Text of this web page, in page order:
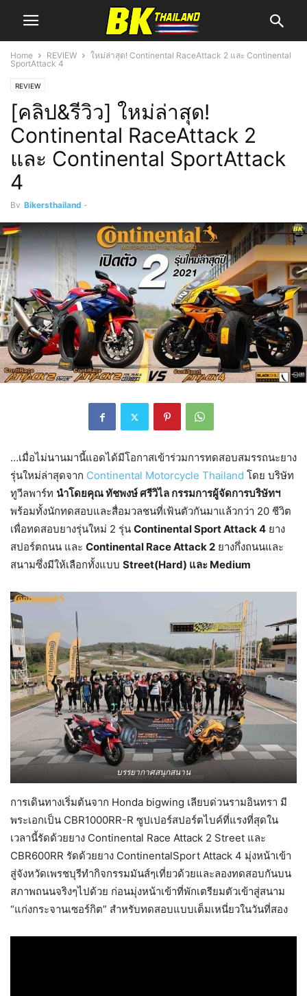
Home REVIEW
ใหม่ล่าสุด! Continental RaceAttack 2 และ Continental
SportAttack 4
REVIEW
[คลิป&รีวิว] ใหม่ล่าสุด!
Continental RaceAttack 2
และ Continental SportAttack
4
By Bikersthailand -
…เมื่อไม่นานมานี้แอดได้มีโอกาสเข้าร่วมการทดสอบสมรรถนะยาง
รุ่นใหม่ล่าสุดจาก Continental Motorcycle Thailand โดย บริษัท
ทูวีลพาร์ท นำโดยคุณ ทัชพงษ์ ศรีวิไล กรรมการผู้จัดการบริษัทฯ
พร้อมทั้งนักทดสอบและสื่อมวลชนที่เฟ้นตัวกันมาแล้วกว่า 20 ชีวิต
เพื่อทดสอบยางรุ่นใหม่ 2 รุ่น Continental Sport Attack 4 ยาง
สปอร์ตถนน และ Continental Race Attack 2 ยางกึ่งถนนและ
สนามซึ่งมีให้เลือกทั้งแบบ Street(Hard) และ Medium
บรรยากาศสนุกสนาน
การเดินทางเริ่มต้นจาก Honda bigwing เลียบด่วนรามอินทรา มี
พระเอกเป็น CBR1000RR-R ซูปเปอร์สปอร์ตไบค์ที่แรงที่สุดใน
เวลานี้รัดด้วยยาง Continental Race Attack 2 Street และ
CBR600RR รัดด้วยยาง ContinentalSport Attack 4 มุ่งหน้าเข้า
สู่จังหวัดเพรชบุรีทำกิจกรรมมันส์ๆเที่ยวด้วยและลองทดสอบกันบน
สภาพถนนจริงๆไปด้วย ก่อนมุ่งหน้าเข้าที่พักเตรียมตัวเข้าสู่สนาม
“แก่งกระจานเซอร์กิต” สำหรับทดสอบแบบเต็มเหนี่ยวในวันที่สอง